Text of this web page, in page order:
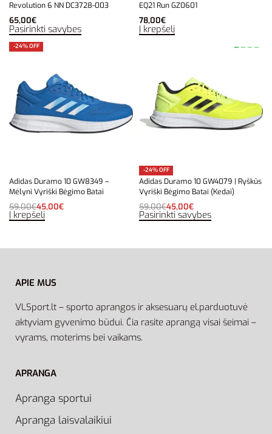
Revolution 6 NN DC3728-003
65,00€
Pasirinkti savybes
EQ21 Run GZ0601
78,00€
Į krepšelį
-24% OFF
Adidas Duramo 10 GW8349 –
Mėlyni Vyriški Bėgimo Batai
59,00€45,00€
Į krepšelį
-24% OFF
Adidas Duramo 10 GW4079 | Ryškūs
Vyriški Bėgimo Batai (Kedai)
59,00€45,00€
Pasirinkti savybes
APIE MUS
VLSport.lt – sporto aprangos ir aksesuarų el.parduotuvė
aktyviam gyvenimo būdui. Čia rasite aprangą visai šeimai –
vyrams, moterims bei vaikams.
APRANGA
Apranga sportui
Apranga laisvalaikiui